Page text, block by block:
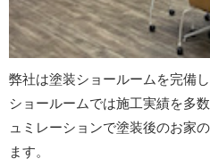
弊社は塗装ショールームを完備
ショールームでは施工実績を多
ュミレーションで塗装後のお家
ます。